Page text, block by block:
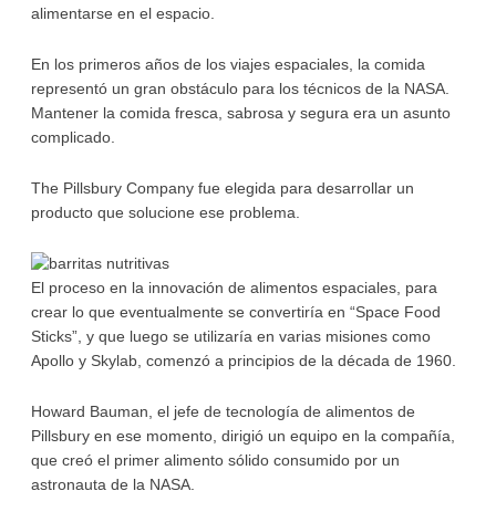
alimentarse en el espacio.
En los primeros años de los viajes espaciales, la comida
representó un gran obstáculo para los técnicos de la NASA.
Mantener la comida fresca, sabrosa y segura era un asunto
complicado.
The Pillsbury Company fue elegida para desarrollar un
producto que solucione ese problema.
El proceso en la innovación de alimentos espaciales, para
crear lo que eventualmente se convertiría en “Space Food
Sticks”, y que luego se utilizaría en varias misiones como
Apollo y Skylab, comenzó a principios de la década de 1960.
Howard Bauman, el jefe de tecnología de alimentos de
Pillsbury en ese momento, dirigió un equipo en la compañía,
que creó el primer alimento sólido consumido por un
astronauta de la NASA.